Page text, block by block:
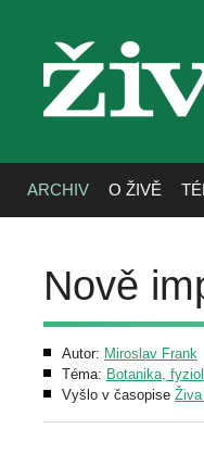
živa
ARCHIV O ŽIVĚ
Nově
Autor: Miroslav Frank
Téma: Botanika,
Vyšlo v časopise